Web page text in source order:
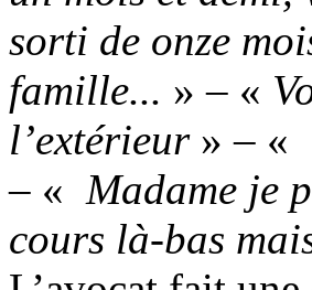
sorti de onze
famille... » – «
l’extérieur» – «
– « Madame je
cours là-bas